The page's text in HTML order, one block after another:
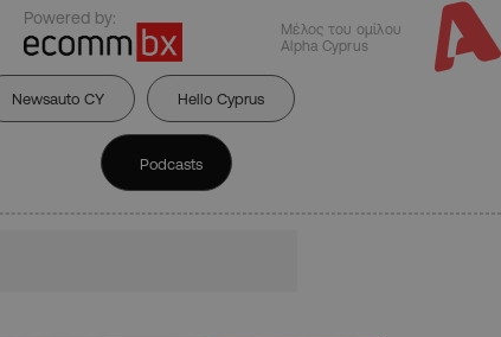
Powered by:
Μέλος του ομίλου
Alpha Cyprus
Newsauto CY Hello Cyprus
Podcasts